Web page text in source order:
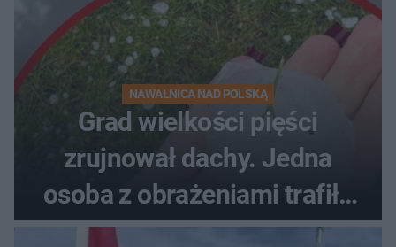
NAWAŁNICA NAD POLSKĄ
Grad wielkości pięści
zrujnował dachy. Jedna
osoba z obrażeniami trafiła
do szpitala